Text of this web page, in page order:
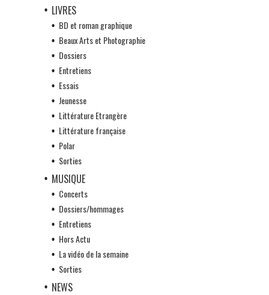
LIVRES
BD et roman graphique
Beaux Arts et Photographie
Dossiers
Entretiens
Essais
Jeunesse
Littérature Etrangère
Littérature française
Polar
Sorties
MUSIQUE
Concerts
Dossiers/hommages
Entretiens
Hors Actu
La vidéo de la semaine
Sorties
NEWS